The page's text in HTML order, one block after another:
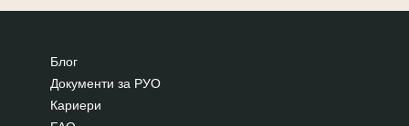
Блог
Документи за РУО
Кариери